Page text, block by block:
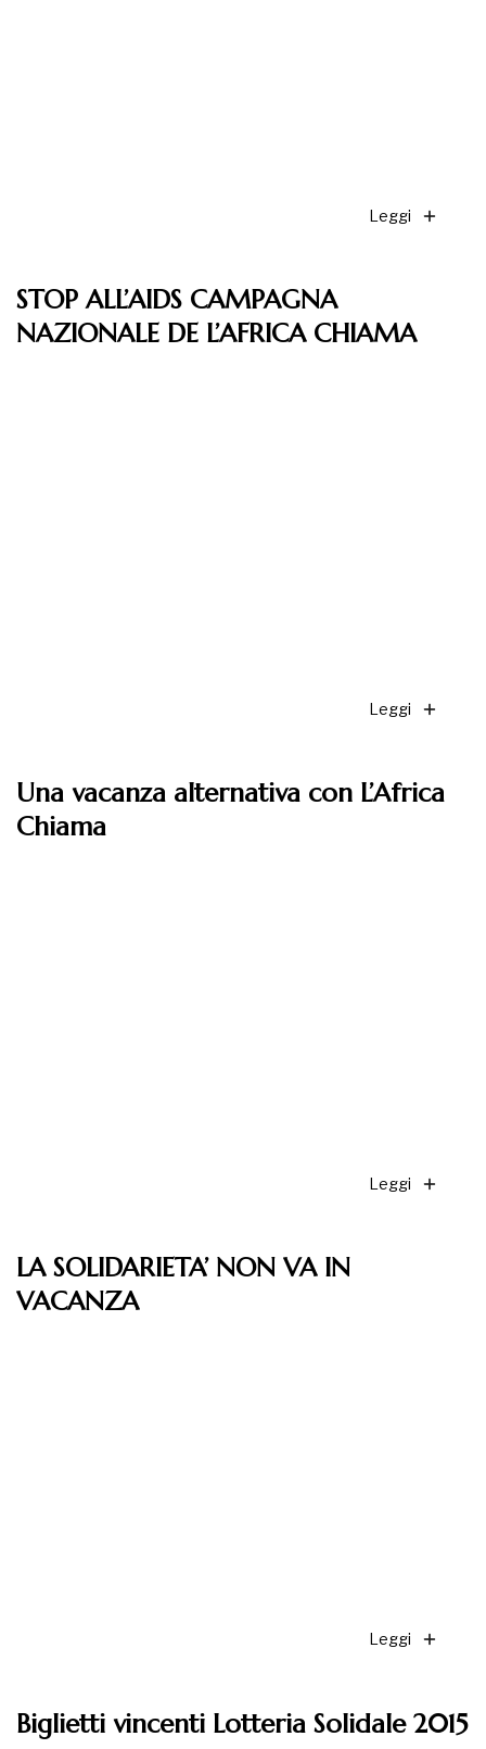
Leggi
STOP ALL’AIDS CAMPAGNA
NAZIONALE DE L’AFRICA CHIAMA
Leggi
Una vacanza alternativa con L’Africa
Chiama
Leggi
LA SOLIDARIETA’ NON VA IN
VACANZA
Leggi
Biglietti vincenti Lotteria Solidale 2015